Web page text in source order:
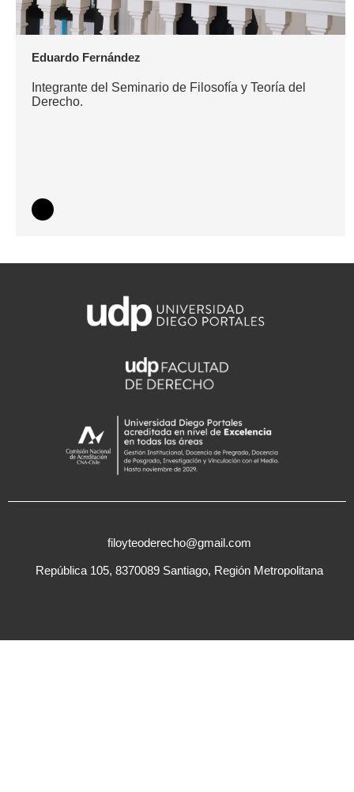
Eduardo Fernández
Integrante del Seminario de Filosofía y Teoría del
Derecho.
filoyteoderecho@gmail.com
República 105, 8370089 Santiago, Región Metropolitana